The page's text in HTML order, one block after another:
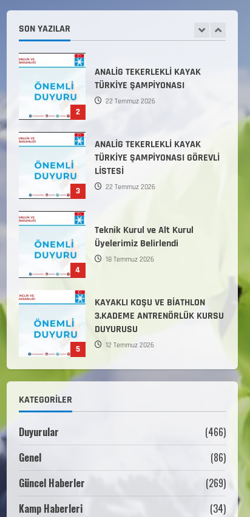
SON YAZILAR
Komutanlıklarına 2026 Yılı
Sözleşmeli Er Temini Başvuruları
2
ANALİG TEKERLEKLİ KAYAK
TÜRKİYE ŞAMPİYONASI
22 Temmuz 2026
3
ANALİG TEKERLEKLİ KAYAK
TÜRKİYE ŞAMPİYONASI GÖREVLİ
LİSTESİ
22 Temmuz 2026
4
Teknik Kurul ve Alt Kurul
Üyelerimiz Belirlendi
18 Temmuz 2026
5
KAYAKLI KOŞU VE BİATHLON
3.KADEME ANTRENÖRLÜK KURSU
DUYURUSU
12 Temmuz 2026
(2026-2 Dönem) Sporcu Branşı
Sözleşmeli Er Temini Başvuruları
Başlamıştır.
2
ANALİG TEKERLEKLİ KAYAK
22 Temmuz 2026
KATEGORILER
Duyurular
(466)
Genel
(86)
Güncel Haberler
(269)
Kamp Haberleri
(34)